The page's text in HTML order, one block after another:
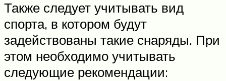
Также следует учитывать вид
спорта, в котором будут
задействованы такие снаряды. При
этом необходимо учитывать
следующие рекомендации: